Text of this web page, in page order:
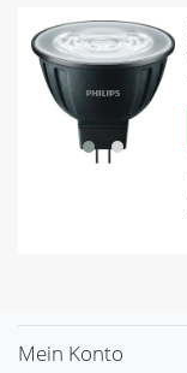
Mein Konto